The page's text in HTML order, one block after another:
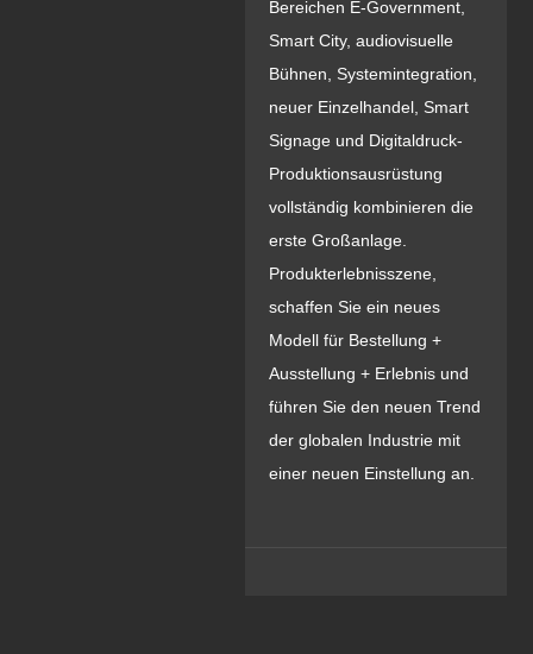
Bereichen E-Government,
Smart City, audiovisuelle
Bühnen, Systemintegration,
neuer Einzelhandel, Smart
Signage und Digitaldruck-
Produktionsausrüstung
vollständig kombinieren die
erste Großanlage.
Produkterlebnisszene,
schaffen Sie ein neues
Modell für Bestellung +
Ausstellung + Erlebnis und
führen Sie den neuen Trend
der globalen Industrie mit
einer neuen Einstellung an.